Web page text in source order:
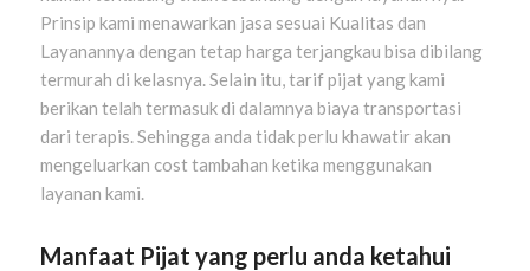
Prinsip kami menawarkan jasa sesuai Kualitas dan
Layanannya dengan tetap harga terjangkau bisa dibilang
termurah di kelasnya. Selain itu, tarif pijat yang kami
berikan telah termasuk di dalamnya biaya transportasi
dari terapis. Sehingga anda tidak perlu khawatir akan
mengeluarkan cost tambahan ketika menggunakan
layanan kami.
Manfaat Pijat yang perlu anda ketahui